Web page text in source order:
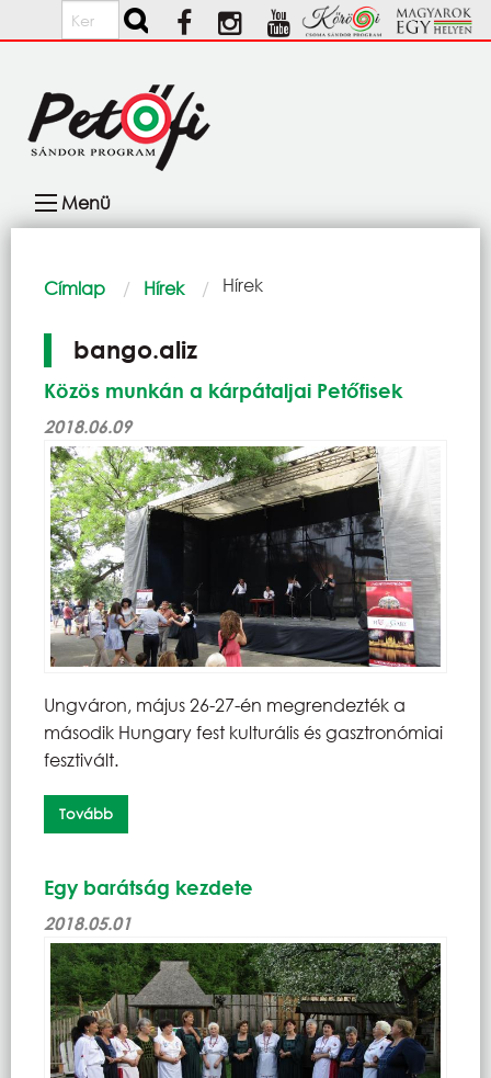
Ugrás a tartalomra
Keresés
navigáció
Menü
Morzsa
Címlap Hírek Current:
Hírek
bango.aliz
Közös munkán a kárpátaljai Petőfisek
2018.06.09
Ungváron, május 26-27-én megrendezték a
második Hungary fest kulturális és gasztronómiai
fesztivált.
Tovább
Egy barátság kezdete
2018.05.01